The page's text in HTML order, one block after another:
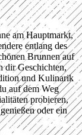
am Hauptmarkt,
entlang des
Brunnen auf
dir Geschichten,
und Kulinarik
auf dem Weg
probieren,
oder ein